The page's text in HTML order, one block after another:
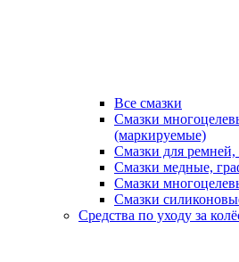
Все смазки
Смазки
(маркируемые)
Смазки для
Смазки медные,
Смазки
Смазки
Средства по уходу за